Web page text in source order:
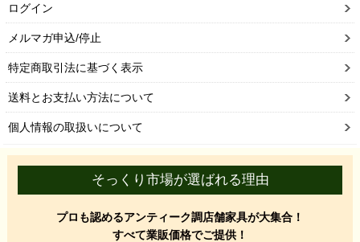
ログイン
メルマガ申込/停止
特定商取引法に基づく表示
送料とお支払い方法について
個人情報の取扱いについて
そっくり市場が選ばれる理由
プロも認めるアンティーク調店舗家具が大集合！
すべて業販価格でご提供！